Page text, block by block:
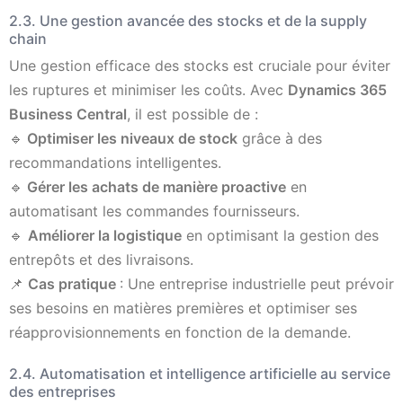
2.3. Une gestion avancée des stocks et de la supply
chain
Une gestion efficace des stocks est cruciale pour éviter
les ruptures et minimiser les coûts. Avec Dynamics 365
Business Central, il est possible de :
🔹 Optimiser les niveaux de stock grâce à des
recommandations intelligentes.
🔹 Gérer les achats de manière proactive en
automatisant les commandes fournisseurs.
🔹 Améliorer la logistique en optimisant la gestion des
entrepôts et des livraisons.
📌 Cas pratique : Une entreprise industrielle peut prévoir
ses besoins en matières premières et optimiser ses
réapprovisionnements en fonction de la demande.
2.4. Automatisation et intelligence artificielle au service
des entreprises